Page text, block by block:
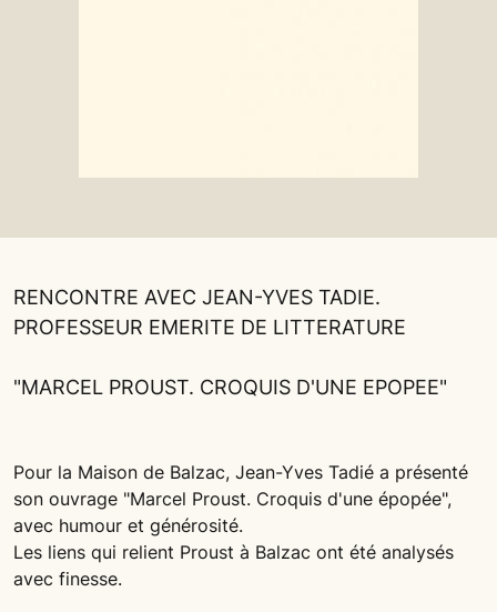
RENCONTRE AVEC JEAN-YVES TADIE.
PROFESSEUR EMERITE DE LITTERATURE
"MARCEL PROUST. CROQUIS D'UNE EPOPEE"
Pour la Maison de Balzac, Jean-Yves Tadié a présenté
son ouvrage "Marcel Proust. Croquis d'une épopée",
avec humour et générosité.
Les liens qui relient Proust à Balzac ont été analysés
avec finesse.